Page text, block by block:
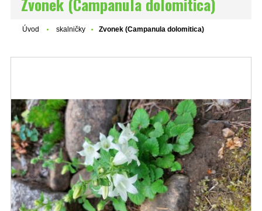
Úvod skalničky Zvonek (Campanula dolomitica)